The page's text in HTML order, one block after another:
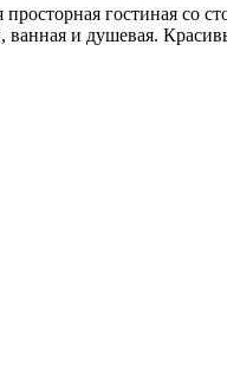
гостиная со
и душевая.